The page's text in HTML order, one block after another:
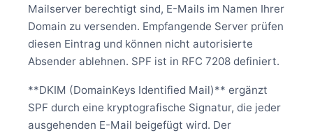
Mailserver berechtigt sind, E-Mails im Namen Ihrer
Domain zu versenden. Empfangende Server prüfen
diesen Eintrag und können nicht autorisierte
Absender ablehnen. SPF ist in RFC 7208 definiert.
**DKIM (DomainKeys Identified Mail)** ergänzt
SPF durch eine kryptografische Signatur, die jeder
ausgehenden E-Mail beigefügt wird. Der